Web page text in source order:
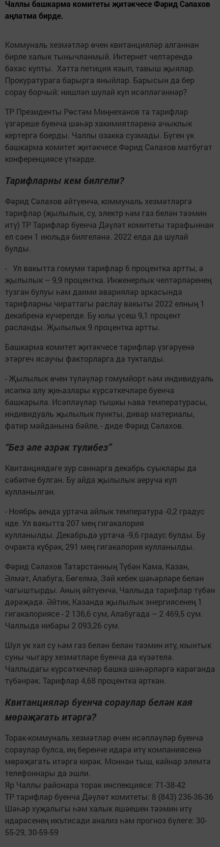
Чаллы башкарма комитеты җитәкчесе Фәрид Сәлахов
аңлатма бирде.
Коммуналь хезмәтләр өчен квитанцияләр алганнан
бирле халык тынычланмый. Интернет челтәрендә
бәхәс купты. Хәтта петиция язып, тавыш җыялар.
Прокуратурага барырга яныйлар. Барысын да бер
сорау борчый: нишләп шулай күп исәпләгәннәр?
ТР Президенты Рөстәм Миңнеханов та тарифлар
үзгәреше буенча шәһәр хакимиятләренә ачыклык
кертергә боерды. Чаллы озакка сузмады. Бүген үк
башкарма комитет җитәкчесе Фәрид Сәлахов матбугат
конференциясе үткәрде.
Тарифларны кем билгели?
Фәрид Сәлахов әйтүенчә, коммуналь хезмәтләргә
тарифлар (җылылык, су, электр һәм газ белән тәэмин
итү) ТР Тарифлар буенча Дәүләт комитеты тарафыннан
ел саен 1 июльдә билгеләнә. 2022 елда да шулай
булды.
- Ул вакытта гомуми тарифлар 6 процентка артты, ә
җылылык – 9,9 процентка. Инженерлык челтәрләренең
тузган булуы һәм даими аварияләр аркасында
тарифларны чираттагы раслау вакыты 2022 елның 1
декабренә күчерелде. Бу юлы үсеш 9,1 процент
расланды. Җылылык 9 процентка артты.
Башкарма комитет җитәкчесе тарифлар үзгәрүенә
этәргеч ясаучы факторларга да тукталды.
- Җылылык өчен түләүләр гомумйорт һәм индивидуаль
исәпкә алу җиһазлары күрсәткечләре буенча
башкарыла. Исәпләүләр тышкы һава температурасы,
индивидуаль җылылык пункты, дивар материалы,
фатир мәйданына бәйле, - диде Фәрид Сәлахов.
“Без әле әзрәк түлибез”
Квитанциядәге зур саннарга декабрь суыклары да
сәбәпче булган. Бу айда җылылык аеруча күп
кулланылган.
- Ноябрь аенда уртача айлык температура -0,2 градус
иде. Ул вакытта 207 мең гигакалория
кулланылды. Декабрьдә уртача -9,6 градус булды. Бу
очракта күбрәк, 291 мең гигакалория кулланылды.
Фәрид Сәлахов Татарстанның Түбән Кама, Казан,
Әлмәт, Алабуга, Бөгелмә, Зәй кебек шәһәрләре белән
чагыштырды. Аның әйтүенчә, Чаллыда тарифлар түбән
дәрәҗәдә. Әйтик, Казанда җылылык энергиясенең 1
гигакалориясе - 2 136,6 сум, Алабугада – 2 469,5 сум.
Чаллыда нибары 2 093,26 сум.
Шул ук хәл су һәм газ белән белән тәэмин итү, юынтык
суны чыгару хезмәтләре буенча да күзәтелә.
Чаллыдагы күрсәткечләр башка шәһәрләргә караганда
түбәнрәк. Тарифлар 4,68 процентка арткан.
Квитанцияләр буенча сораулар белән кая
мөрәҗәгать итәргә?
Торак-коммуналь хезмәтләр өчен исәпләүләр буенча
сораулар булса, иң беренче идарә итү компаниясенә
мөрәҗәгать итәргә кирәк. Моннан тыш, кайнар элемтә
телефоннары да эшли.
Яр Чаллы районара торак инспекциясе: 71-38-42
ТР тарифлар буенча Дәүләт комитеты: 8 (843) 236-36-36
Шәһәр хуҗалыгы һәм халык яшәешен тәэмин итү
идарәсенең икътисади анализ һәм прогноз бүлеге: 30-
55-29, 30-59-59